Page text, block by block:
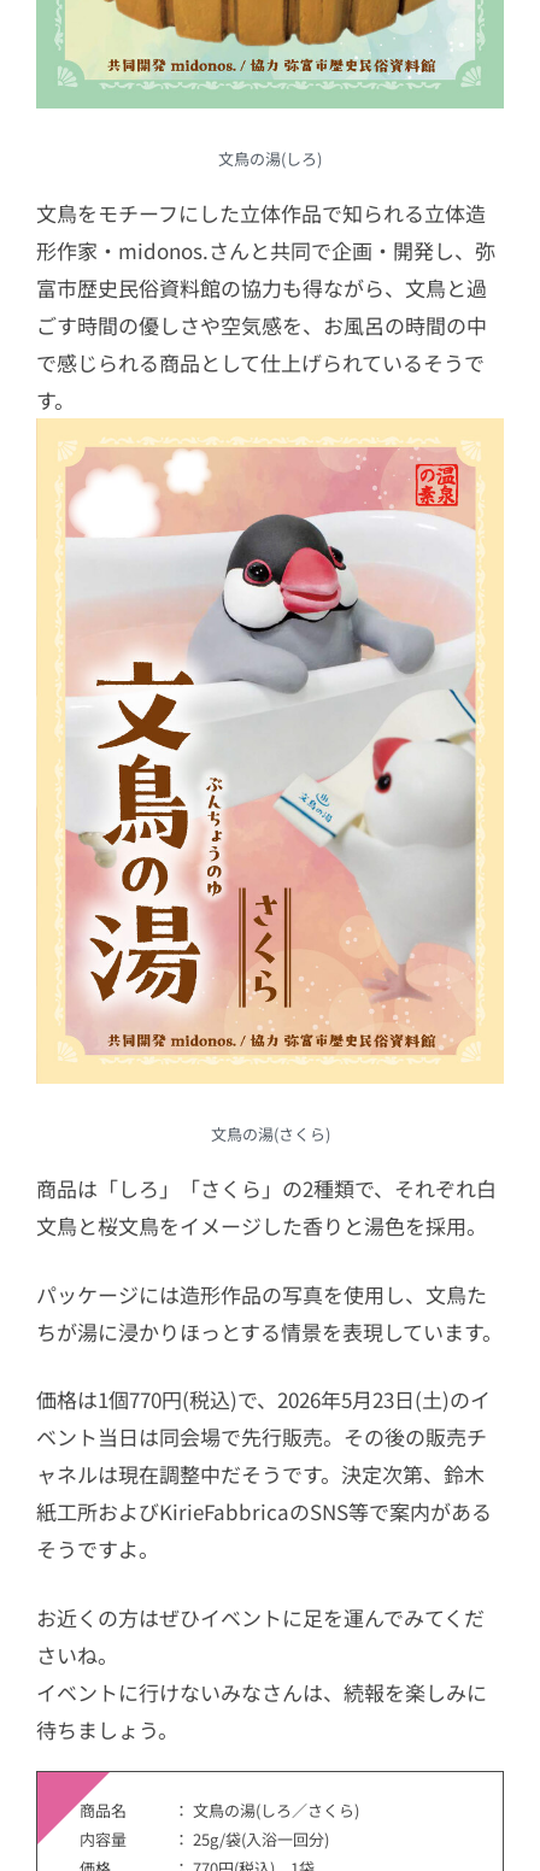
文鳥の湯(しろ)
文鳥をモチーフにした立体作品で知られる立体造
形作家・midonos.さんと共同で企画・開発し、弥
富市歴史民俗資料館の協力も得ながら、文鳥と過
ごす時間の優しさや空気感を、お風呂の時間の中
で感じられる商品として仕上げられているそうで
す。
文鳥の湯(さくら)
商品は「しろ」「さくら」の2種類で、それぞれ白
文鳥と桜文鳥をイメージした香りと湯色を採用。
パッケージには造形作品の写真を使用し、文鳥た
ちが湯に浸かりほっとする情景を表現しています。
価格は1個770円(税込)で、2026年5月23日(土)のイ
ベント当日は同会場で先行販売。その後の販売チ
ャネルは現在調整中だそうです。決定次第、鈴木
紙工所およびKirieFabbricaのSNS等で案内がある
そうですよ。
お近くの方はぜひイベントに足を運んでみてくだ
さいね。
イベントに行けないみなさんは、続報を楽しみに
待ちましょう。
商品名 ： 文鳥の湯(しろ／さくら)
内容量 ： 25g/袋(入浴一回分)